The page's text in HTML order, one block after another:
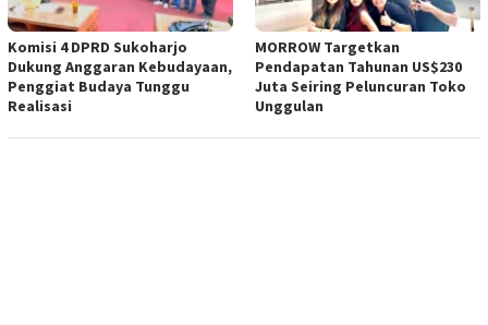
Komisi 4 DPRD Sukoharjo
Dukung Anggaran Kebudayaan,
Penggiat Budaya Tunggu
Realisasi
MORROW Targetkan
Pendapatan Tahunan US$230
Juta Seiring Peluncuran Toko
Unggulan